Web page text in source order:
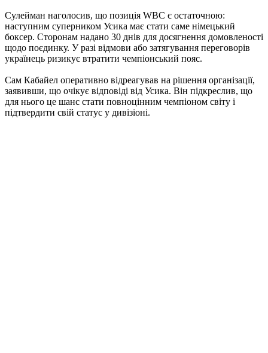
Сулейман наголосив, що позиція WBC є остаточною:
наступним суперником Усика має стати саме німецький
боксер. Сторонам надано 30 днів для досягнення домовленості
щодо поєдинку. У разі відмови або затягування переговорів
українець ризикує втратити чемпіонський пояс.
Сам Кабайел оперативно відреагував на рішення організації,
заявивши, що очікує відповіді від Усика. Він підкреслив, що
для нього це шанс стати повноцінним чемпіоном світу і
підтвердити свій статус у дивізіоні.